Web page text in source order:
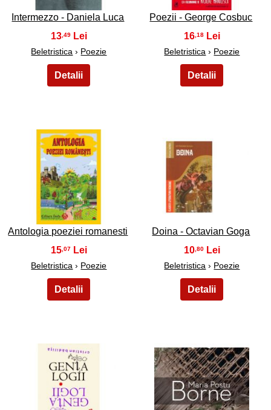
Intermezzo - Daniela Luca
13 ,49
Beletristica › Poezie
Poezii - George Cosbuc
16,18
Beletristica › Poezie
41
Antologia poeziei romanesti
15,07
Beletristica › Poezie
42
Doina - Octavian Goga
10,80
Beletristica › Poezie
43 44